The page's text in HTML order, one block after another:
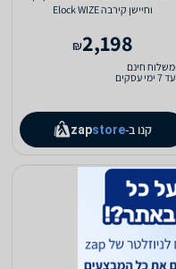
וחיישן קירבה Elock WIZE
2,198
₪
משלוח חינם
עד 7 ימי עסקים
קנו ב- zapstore